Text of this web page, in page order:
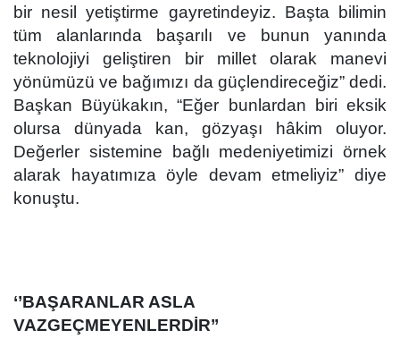
bir nesil yetiştirme gayretindeyiz. Başta bilimin
tüm alanlarında başarılı ve bunun yanında
teknolojiyi geliştiren bir millet olarak manevi
yönümüzü ve bağımızı da güçlendireceğiz” dedi.
Başkan Büyükakın, “Eğer bunlardan biri eksik
olursa dünyada kan, gözyaşı hâkim oluyor.
Değerler sistemine bağlı medeniyetimizi örnek
alarak hayatımıza öyle devam etmeliyiz” diye
konuştu.
‘’BAŞARANLAR ASLA
VAZGEÇMEYENLERDİR’’